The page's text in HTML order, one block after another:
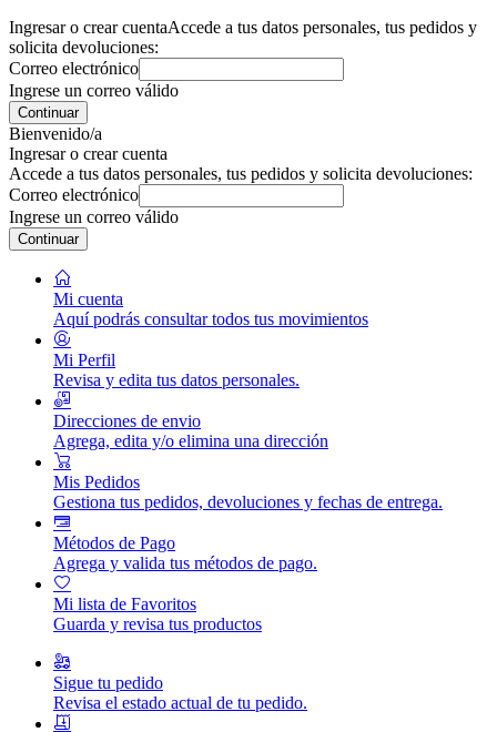
Ingresar o crear cuentaAccede a tus datos personales, tus pedidos y
solicita devoluciones:
Correo electrónico
Ingrese un correo válido
Continuar
Bienvenido/a
Ingresar o crear cuenta
Accede a tus datos personales, tus pedidos y solicita devoluciones:
Correo electrónico
Ingrese un correo válido
Continuar
Mi cuenta
Aquí podrás consultar todos tus movimientos
Mi Perfil
Revisa y edita tus datos personales.
Direcciones de envio
Agrega, edita y/o elimina una dirección
Mis Pedidos
Gestiona tus pedidos, devoluciones y fechas de entrega.
Métodos de Pago
Agrega y valida tus métodos de pago.
Mi lista de Favoritos
Guarda y revisa tus productos
Sigue tu pedido
Revisa el estado actual de tu pedido.